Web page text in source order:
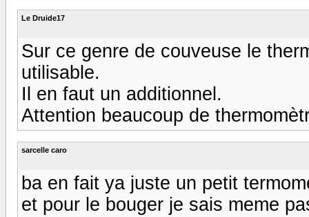
Le Druide17
Sur ce genre de couveuse le
utilisable.
Il en faut un additionnel.
Attention beaucoup de
sarcelle caro
ba en fait ya juste un petit
et pour le bouger je sais meme